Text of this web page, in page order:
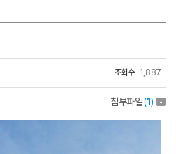
조회수 1,887
첨부파일(1)